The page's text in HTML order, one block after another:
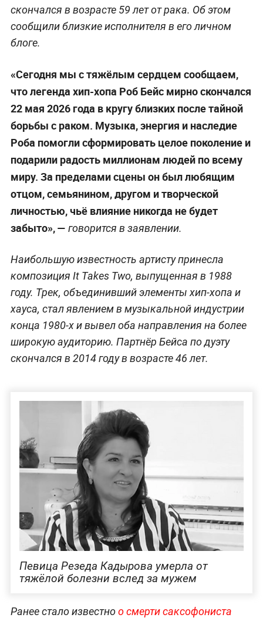
скончался в возрасте 59 лет от рака. Об этом
сообщили близкие исполнителя в его личном
блоге.
«Сегодня мы с тяжёлым сердцем сообщаем,
что легенда хип-хопа Роб Бейс мирно скончался
22 мая 2026 года в кругу близких после тайной
борьбы с раком. Музыка, энергия и наследие
Роба помогли сформировать целое поколение и
подарили радость миллионам людей по всему
миру. За пределами сцены он был любящим
отцом, семьянином, другом и творческой
личностью, чьё влияние никогда не будет
забыто», — говорится в заявлении.
Наибольшую известность артисту принесла
композиция It Takes Two, выпущенная в 1988
году. Трек, объединивший элементы хип-хопа и
хауса, стал явлением в музыкальной индустрии
конца 1980-х и вывел оба направления на более
широкую аудиторию. Партнёр Бейса по дуэту
скончался в 2014 году в возрасте 46 лет.
Певица Резеда Кадырова умерла от
тяжёлой болезни вслед за мужем
Ранее стало известноо смерти саксофониста